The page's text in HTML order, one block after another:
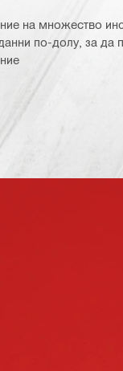
на множество
по-долу, за да